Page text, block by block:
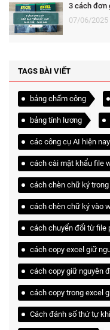
3 cách đơn
07/06/2025
TAGS BÀI VIẾT
bảng chấm công
bảng tính lương
các công cụ AI hiện nay
cách cài mật khẩu file
cách chèn chữ ký
cách chèn chữ ký vào
cách chuyển đổi từ file
cách copy excel giữ
cách copy giữ nguyên
cách copy trong excel
Cách đánh số thứ tự